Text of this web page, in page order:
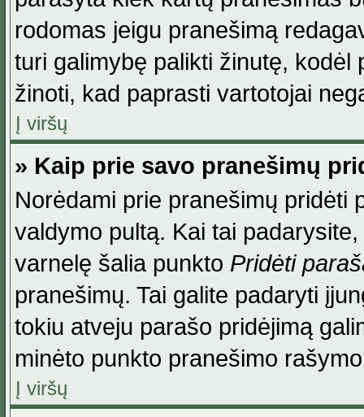
rodomas jeigu pranešimą
turi galimybę palikti žinutę, kodėl
žinoti, kad paprasti vartotojai
Į viršų
» Kaip prie savo pranešimų
Norėdami prie pranešimų pridėti
valdymo pultą. Kai tai
varnelę šalia punkto Pridėti
pranešimų. Tai galite padaryti
tokiu atveju parašo pridėjimą
minėto punkto pranešimo
Į viršų